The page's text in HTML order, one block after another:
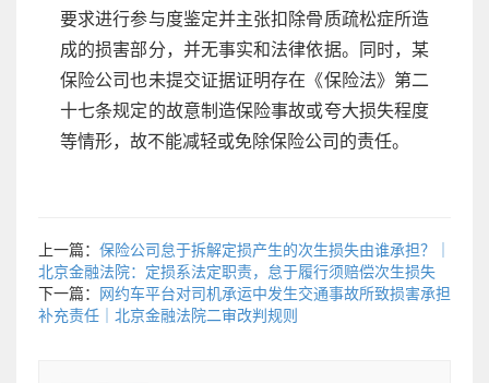
要求进行参与度鉴定并主张扣除骨质疏松症所造
成的损害部分，并无事实和法律依据。同时，某
保险公司也未提交证据证明存在《保险法》第二
十七条规定的故意制造保险事故或夸大损失程度
等情形，故不能减轻或免除保险公司的责任。
上一篇： 保险公司怠于拆解定损产生的次生损失由谁承担？｜
北京金融法院：定损系法定职责，怠于履行须赔偿次生损失
下一篇：
网约车平台对司机承运中发生交通事故所致损害承担
补充责任｜北京金融法院二审改判规则